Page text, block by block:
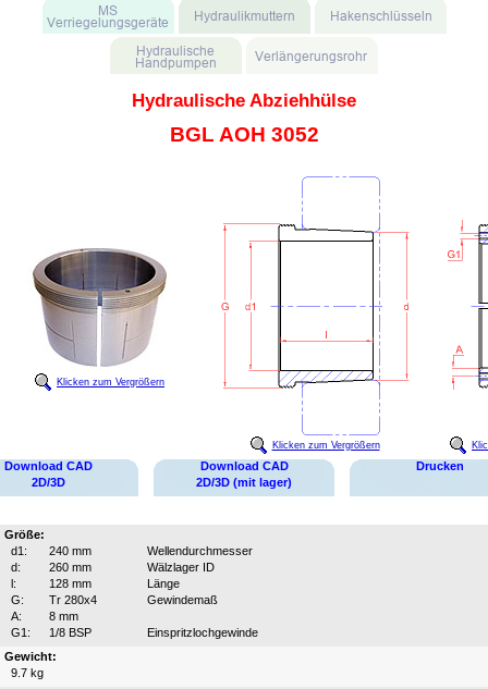
Hydraulische Abziehhülse
BGL AOH 3052
Klicken zum Vergrößern
Klicken zum Vergrößern
Download CAD
2D/3D
Download CAD
2D/3D (mit lager)
Drucken
Größe:
d1:
240 mm
Wellendurchmesser
d:
260 mm
Wälzlager ID
l:
128 mm
Länge
G:
Tr 280x4
Gewindemaß
A:
8 mm
G1:
1/8 BSP
Einspritzlochgewinde
Gewicht:
9.7 kg